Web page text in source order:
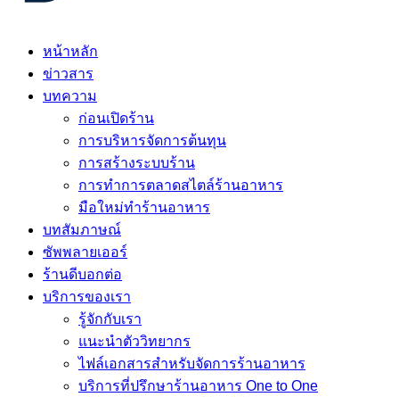
หน้าหลัก
ข่าวสาร
บทความ
ก่อนเปิดร้าน
การบริหารจัดการต้นทุน
การสร้างระบบร้าน
การทำการตลาดสไตล์ร้านอาหาร
มือใหม่ทำร้านอาหาร
บทสัมภาษณ์
ซัพพลายเออร์
ร้านดีบอกต่อ
บริการของเรา
รู้จักกับเรา
แนะนำตัววิทยากร
ไฟล์เอกสารสำหรับจัดการร้านอาหาร
บริการที่ปรึกษาร้านอาหาร One to One